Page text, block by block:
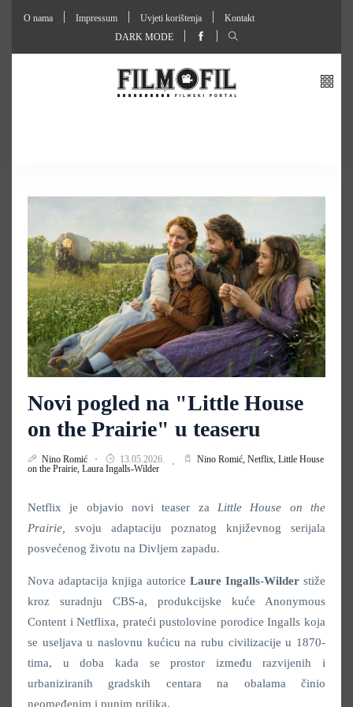
O nama Impressum Uvjeti korištenja
Kontakt
DARK MODE
Novi pogled na "Little House
on the Prairie" u teaseru
Nino Romić 13.05.2026. Nino Romić, Netflix, Little House
on the Prairie, Laura Ingalls-Wilder
Netflix je objavio novi teaser za Little House on the
Prairie, svoju adaptaciju poznatog književnog serijala
posvećenog životu na Divljem zapadu.
Nova adaptacija knjiga autorice Laure Ingalls-Wilder stiže
kroz suradnju CBS-a, produkcijske kuće Anonymous
Content i Netflixa, prateći pustolovine porodice Ingalls koja
se useljava u naslovnu kućicu na rubu civilizacije u 1870-
tima, u doba kada se prostor između razvijenih i
urbaniziranih gradskih centara na obalama činio
neomeđenim i punim prilika.